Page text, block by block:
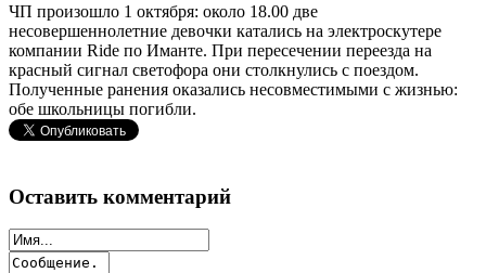
ЧП произошло 1 октября: около 18.00 две
несовершеннолетние девочки катались на электроскутере
компании Ride по Иманте. При пересечении переезда на
красный сигнал светофора они столкнулись с поездом.
Полученные ранения оказались несовместимыми с жизнью:
обе школьницы погибли.
Оставить комментарий